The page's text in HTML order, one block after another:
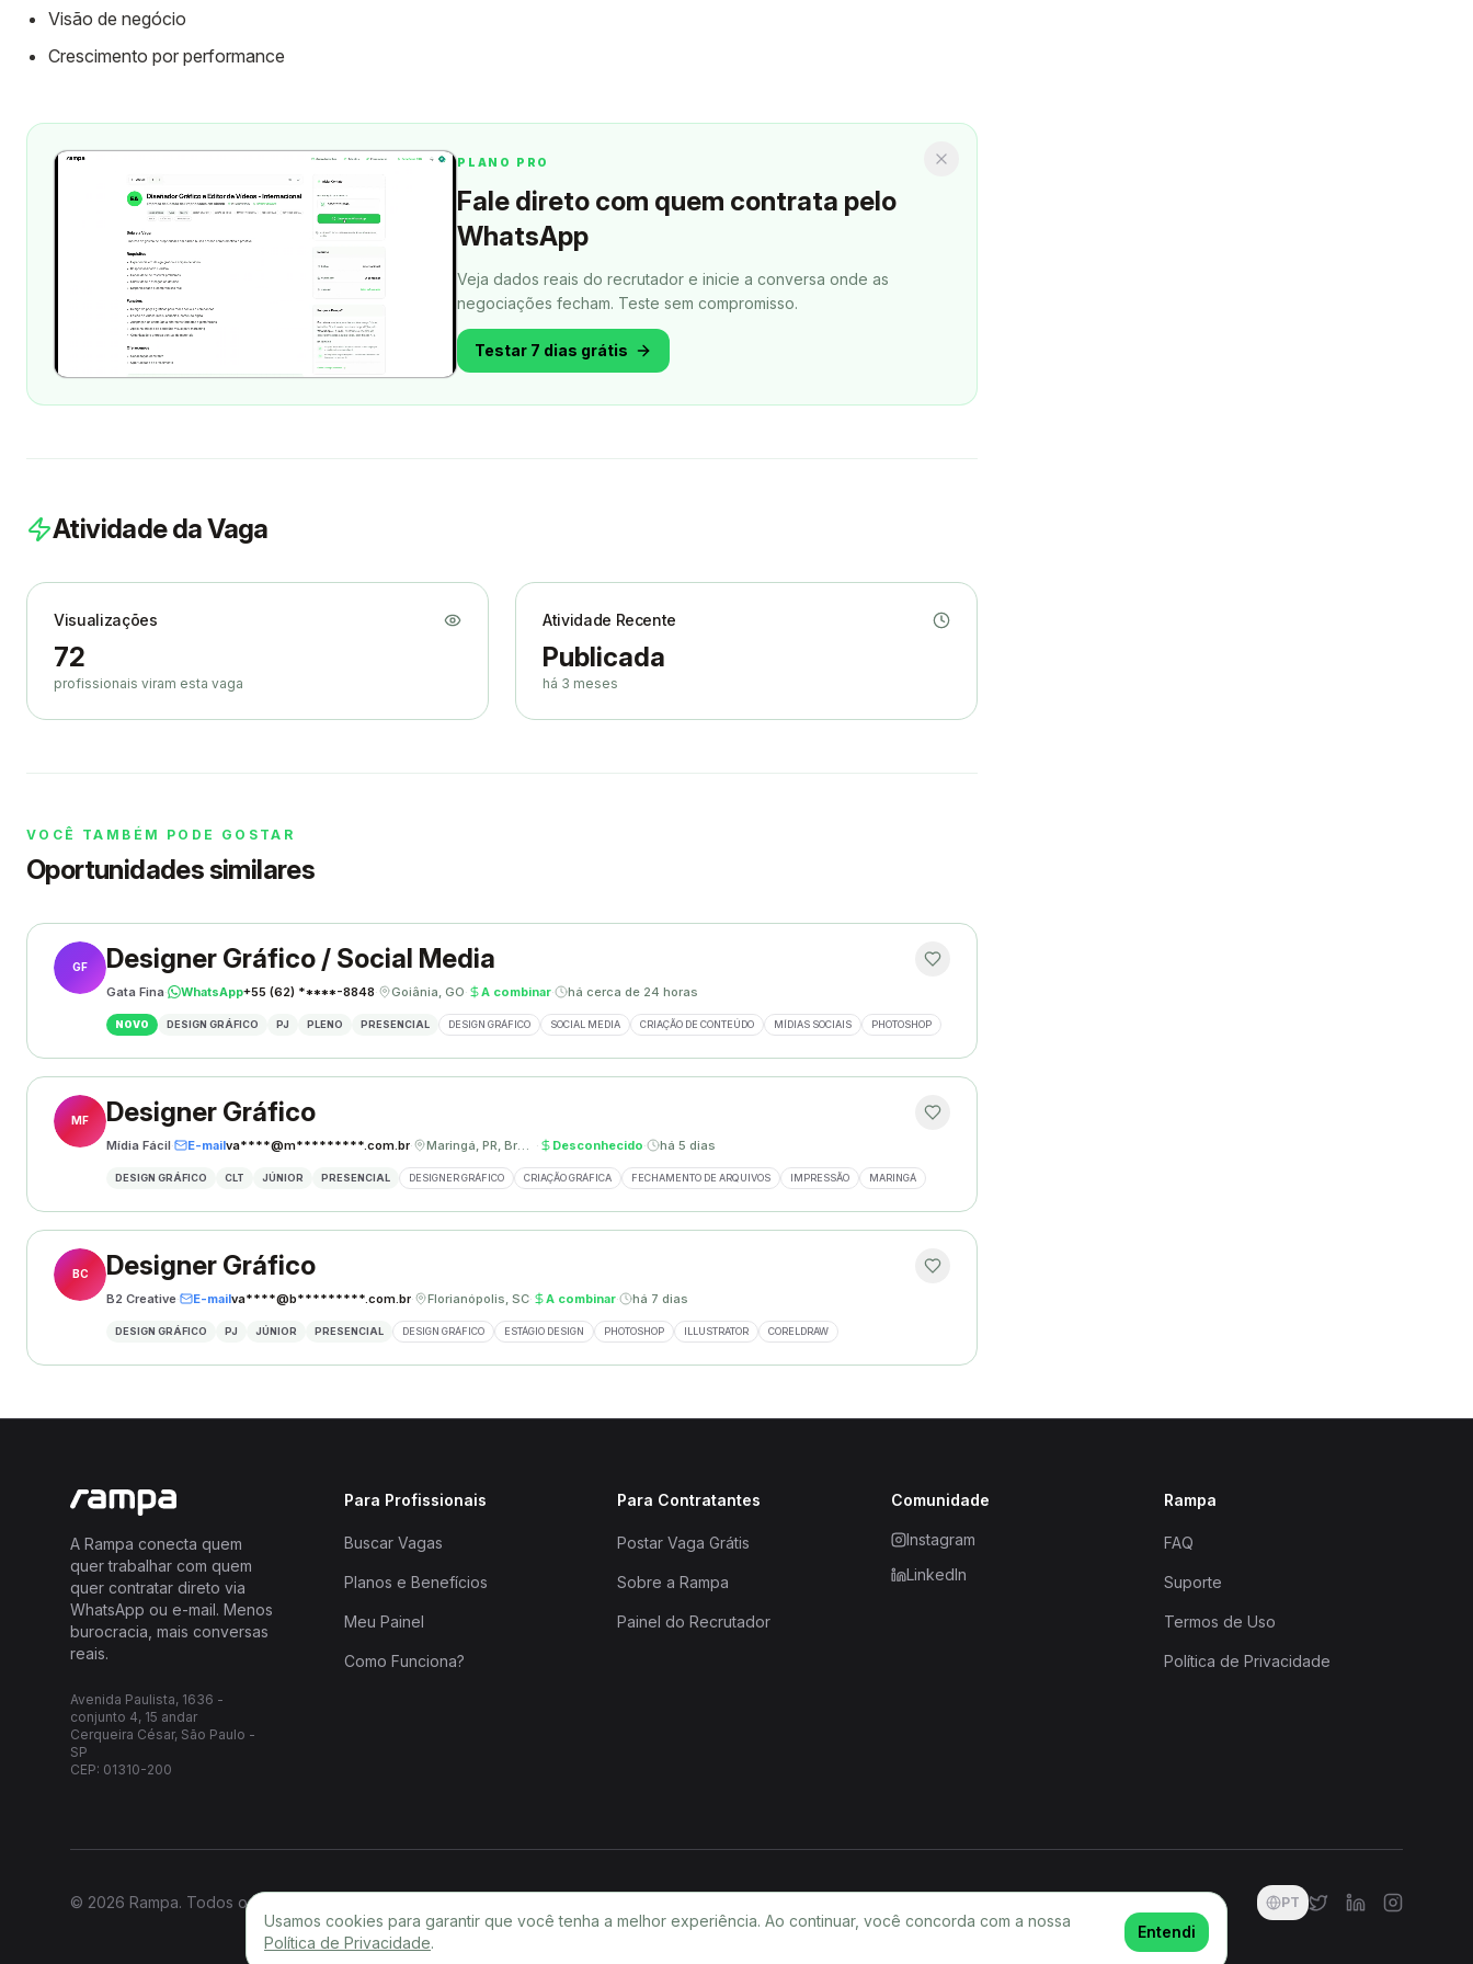
Visão de negócio
Crescimento por performance
PLANO PRO
Fale direto com quem contrata pelo
WhatsApp
Veja dados reais do recrutador e inicie a conversa onde as
negociações fecham. Teste sem compromisso.
Testar 7 dias grátis
Atividade da Vaga
Visualizações
72
profissionais viram esta vaga
Atividade Recente
Publicada
há 3 meses
VOCÊ TAMBÉM PODE GOSTAR
Oportunidades similares
GF Designer Gráfico / Social Media
Gata Fina· WhatsApp+55 (62) *****-8848· Goiânia, GO· A combinar· há cerca de 24 horas
NOVO DESIGN GRÁFICO PJ PLENO PRESENCIAL DESIGN GRÁFICO SOCIAL MEDIA CRIAÇÃO DE CONTEÚDO MÍDIAS SOCIAIS PHOTOSHOP
MF Designer Gráfico
Mídia Fácil· E-mailva****@m*********.com.br· Maringá, PR, Brasil · Desconhecido· há 5 dias
DESIGN GRÁFICO CLT JÚNIOR PRESENCIAL DESIGNER GRÁFICO CRIAÇÃO GRÁFICA FECHAMENTO DE ARQUIVOS IMPRESSÃO MARINGÁ
BC Designer Gráfico
B2 Creative· E-mailva****@b*********.com.br· Florianópolis, SC· A combinar· há 7 dias
DESIGN GRÁFICO PJ JÚNIOR PRESENCIAL DESIGN GRÁFICO ESTÁGIO DESIGN PHOTOSHOP ILLUSTRATOR CORELDRAW
A Rampa conecta quem
quer trabalhar com quem
quer contratar direto via
WhatsApp ou e-mail. Menos
burocracia, mais conversas
reais.
Avenida Paulista, 1636 -
conjunto 4, 15 andar
Cerqueira César, São Paulo -
SP
CEP: 01310-200
Para Profissionais
Buscar Vagas
Planos e Benefícios
Meu Painel
Como Funciona?
Para Contratantes
Postar Vaga Grátis
Sobre a Rampa
Painel do Recrutador
Comunidade
Instagram
LinkedIn
Rampa
FAQ
Suporte
Termos de Uso
Política de Privacidade
© 2026 Rampa. Todos os direitos reservados. PT
Usamos cookies para garantir que você tenha a melhor experiência. Ao continuar, você concorda com a nossa
Política de Privacidade.
Entendi